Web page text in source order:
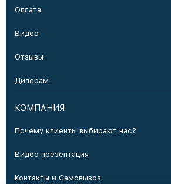
Оплата
Видео
Отзывы
Дилерам
КОМПАНИЯ
Почему клиенты выбирают нас?
Видео презентация
Контакты и Самовывоз